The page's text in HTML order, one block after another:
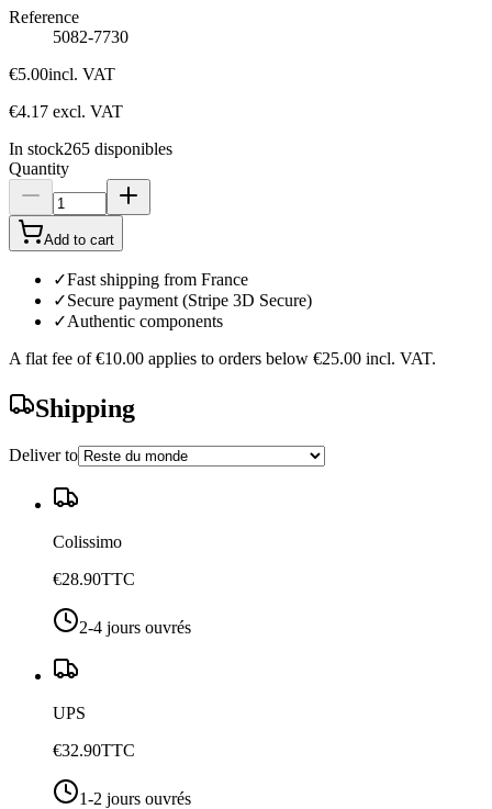
Reference
5082-7730
€5.00incl. VAT
€4.17 excl. VAT
In stock265 disponibles
Quantity
Add to cart
✓Fast shipping from France
✓Secure payment (Stripe 3D Secure)
✓Authentic components
A flat fee of €10.00 applies to orders below €25.00 incl. VAT.
Shipping
Deliver to
Colissimo
€28.90TTC
2-4 jours ouvrés
UPS
€32.90TTC
1-2 jours ouvrés